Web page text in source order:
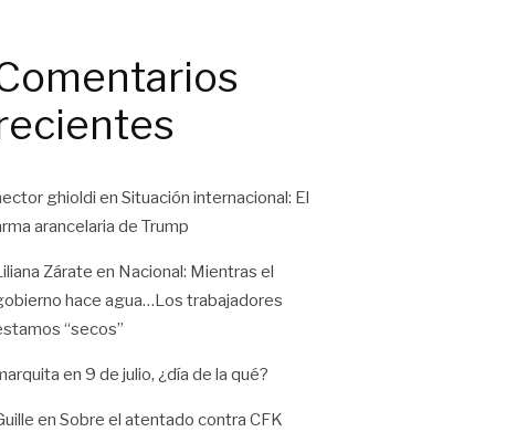
ghioldi en Situación internacional: El
arancelaria de Trump
Zárate en Nacional: Mientras el
hace agua…Los trabajadores
“secos”
en 9 de julio, ¿día de la qué?
en Sobre el atentado contra CFK